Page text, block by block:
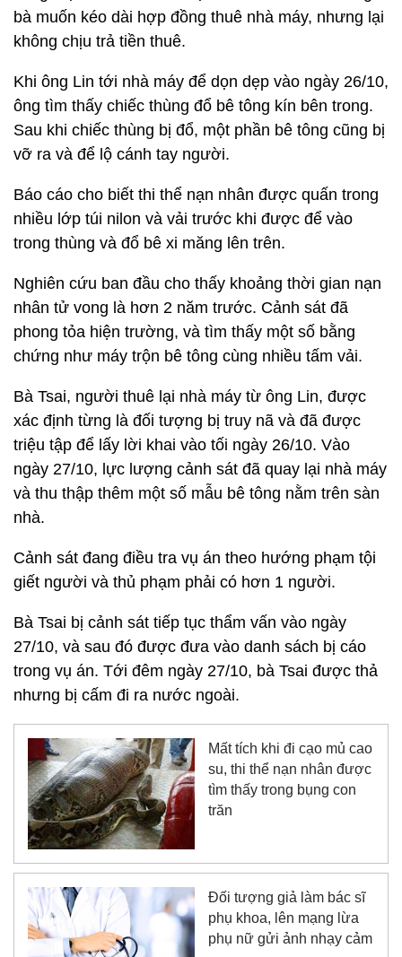
bà muốn kéo dài hợp đồng thuê nhà máy, nhưng lại
không chịu trả tiền thuê.
Khi ông Lin tới nhà máy để dọn dẹp vào ngày 26/10,
ông tìm thấy chiếc thùng đổ bê tông kín bên trong.
Sau khi chiếc thùng bị đổ, một phần bê tông cũng bị
vỡ ra và để lộ cánh tay người.
Báo cáo cho biết thi thể nạn nhân được quấn trong
nhiều lớp túi nilon và vải trước khi được để vào
trong thùng và đổ bê xi măng lên trên.
Nghiên cứu ban đầu cho thấy khoảng thời gian nạn
nhân tử vong là hơn 2 năm trước. Cảnh sát đã
phong tỏa hiện trường, và tìm thấy một số bằng
chứng như máy trộn bê tông cùng nhiều tấm vải.
Bà Tsai, người thuê lại nhà máy từ ông Lin, được
xác định từng là đối tượng bị truy nã và đã được
triệu tập để lấy lời khai vào tối ngày 26/10. Vào
ngày 27/10, lực lượng cảnh sát đã quay lại nhà máy
và thu thập thêm một số mẫu bê tông nằm trên sàn
nhà.
Cảnh sát đang điều tra vụ án theo hướng phạm tội
giết người và thủ phạm phải có hơn 1 người.
Bà Tsai bị cảnh sát tiếp tục thẩm vấn vào ngày
27/10, và sau đó được đưa vào danh sách bị cáo
trong vụ án. Tới đêm ngày 27/10, bà Tsai được thả
nhưng bị cấm đi ra nước ngoài.
Mất tích khi đi cạo mủ cao
su, thi thể nạn nhân được
tìm thấy trong bụng con
trăn
Đối tượng giả làm bác sĩ
phụ khoa, lên mạng lừa
phụ nữ gửi ảnh nhạy cảm